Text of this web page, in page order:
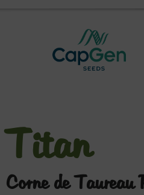
Titan
Corne de Taureau